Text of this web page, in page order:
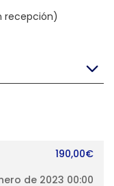
recepción)
190,00€
de 2023 00:00